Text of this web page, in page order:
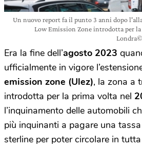
Un nuovo report fa il punto 3 anni dopo
Low Emission Zone introdotta per
Era la fine dell’agosto 2023
ufficialmente in vigore
emission zone (Ulez), la zona a
introdotta per la prima volta nel
l’inquinamento delle automobili
più inquinanti a pagare una
sterline per poter circolare in